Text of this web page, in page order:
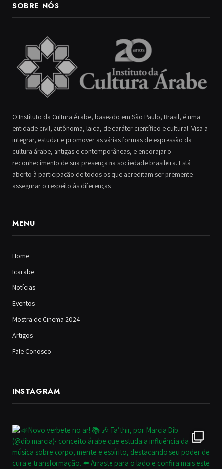
SOBRE NÓS
O Instituto da Cultura Árabe, baseado em São Paulo, Brasil, é uma
entidade civil, autônoma, laica, de caráter científico e cultural. Visa a
integrar, estudar e promover as várias formas de expressão da
cultura árabe, antigas e contemporâneas, e encorajar o
reconhecimento de sua presença na sociedade brasileira. Está
aberto à participação de todos os que acreditam ser premente
assegurar o respeito às diferenças.
MENU
Home
Icarabe
Notícias
Eventos
Mostra de Cinema 2024
Artigos
Fale Conosco
INSTAGRAM